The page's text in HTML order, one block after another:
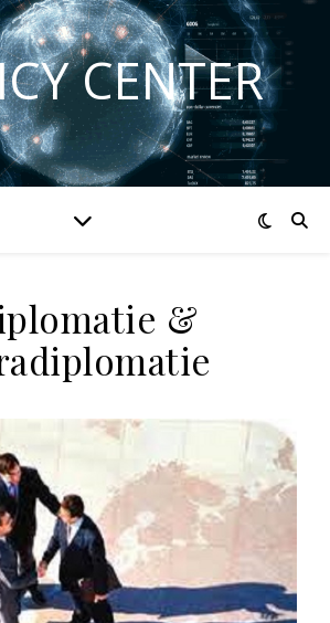
CENTER
&